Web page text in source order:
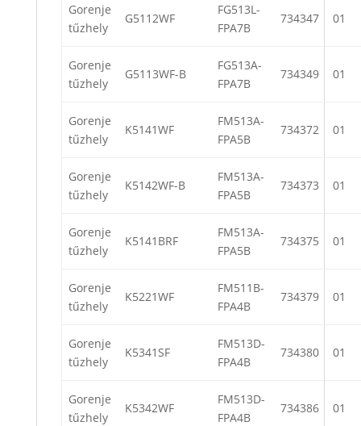
Gorenje
tűzhely
G5112WF
FG513L-
FPA7B
734347 01
Gorenje
tűzhely
G5113WF-B
FG513A-
FPA7B
734349 01
Gorenje
tűzhely
K5141WF
FM513A-
FPA5B
734372 01
Gorenje
tűzhely
K5142WF-B
FM513A-
FPA5B
734373 01
Gorenje
tűzhely
K5141BRF
FM513A-
FPA5B
734375 01
Gorenje
tűzhely
K5221WF
FM511B-
FPA4B
734379 01
Gorenje
tűzhely
K5341SF
FM513D-
FPA4B
734380 01
Gorenje
tűzhely
K5342WF
FM513D-
FPA4B
734386 01